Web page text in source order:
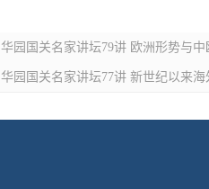
华园国关名家讲坛79讲 欧洲形势与中
华园国关名家讲坛77讲 新世纪以来